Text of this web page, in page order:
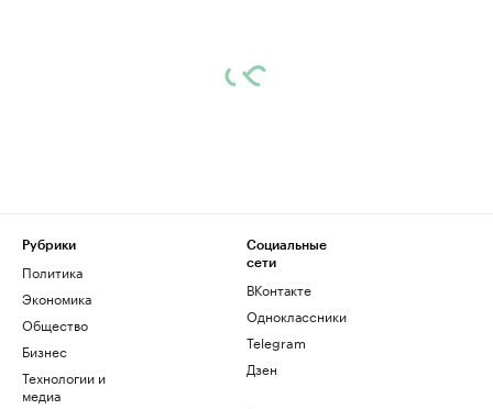
Рубрики
Политика
Экономика
Общество
Бизнес
Технологии и
медиа
Социальные
сети
ВКонтакте
Одноклассники
Telegram
Дзен